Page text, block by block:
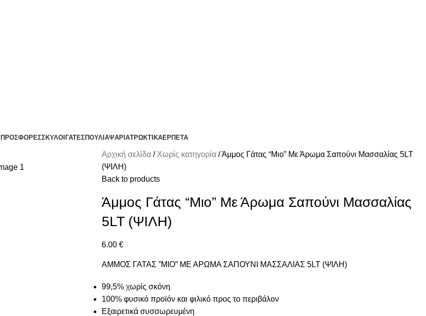
ΠΡΟΣΦΟΡΕΣΣΚΥΛΟΙΓΑΤΕΣΠΟΥΛΙΑΨΑΡΙΑΤΡΩΚΤΙΚΑΕΡΠΕΤΑ
Αρχική σελίδα Χωρίς κατηγορία
Άμμος Γάτας “Μιο” Με Άρωμα Σαπούνι Μασσαλίας 5LT
(ΨΙΛΗ)
Back to products
Άμμος Γάτας “Μιο” Με Άρωμα Σαπούνι Μασσαλίας
5LT (ΨΙΛΗ)
6.00 €
ΑΜΜΟΣ ΓΑΤΑΣ ”MIO” ΜΕ ΑΡΩΜΑ ΣΑΠΟΥΝΙ ΜΑΣΣΑΛΙΑΣ 5LT (ΨΙΛΗ)
99,5% χωρίς σκόνη
100% φυσικό προϊόν και φιλικό προς το περιβάλον
Εξαιρετικά συσσωρευμένη